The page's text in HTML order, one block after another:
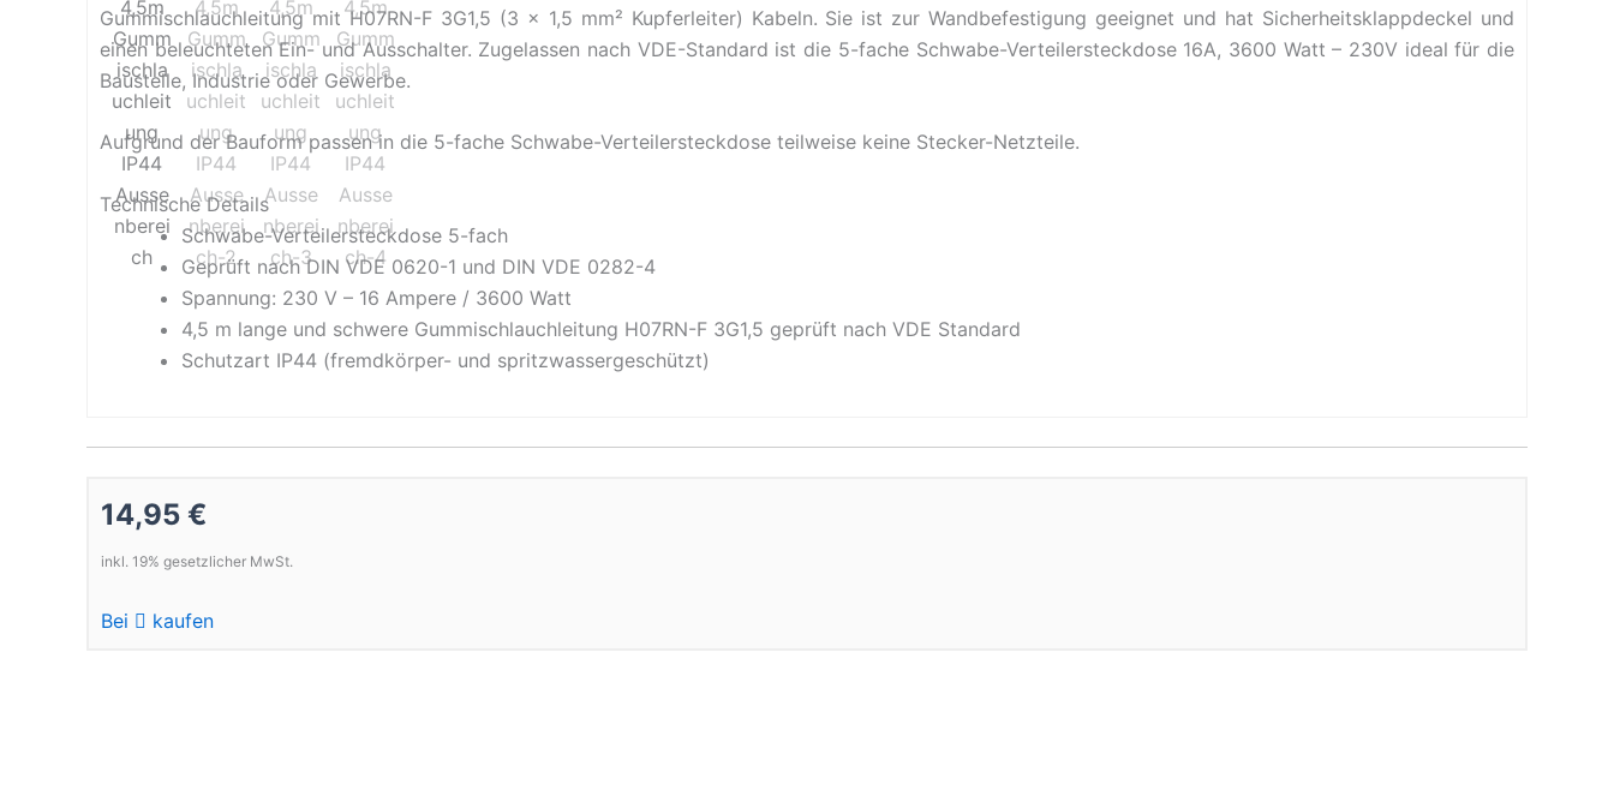
Gummischlauchleitung mit H07RN-F 3G1,5 (3 x 1,5 mm² Kupferleiter) Kabeln. Sie ist zur Wandbefestigung geeignet und hat Sicherheitsklappdeckel und
einen beleuchteten Ein- und Ausschalter. Zugelassen nach VDE-Standard ist die 5-fache Schwabe-Verteilersteckdose 16A, 3600 Watt – 230V ideal für die
Baustelle, Industrie oder Gewerbe.
Aufgrund der Bauform passen in die 5-fache Schwabe-Verteilersteckdose teilweise keine Stecker-Netzteile.
Technische Details
Schwabe-Verteilersteckdose 5-fach
Geprüft nach DIN VDE 0620-1 und DIN VDE 0282-4
Spannung: 230 V – 16 Ampere / 3600 Watt
4,5 m lange und schwere Gummischlauchleitung H07RN-F 3G1,5 geprüft nach VDE Standard
Schutzart IP44 (fremdkörper- und spritzwassergeschützt)
14,95 €
inkl. 19% gesetzlicher MwSt.
Bei kaufen